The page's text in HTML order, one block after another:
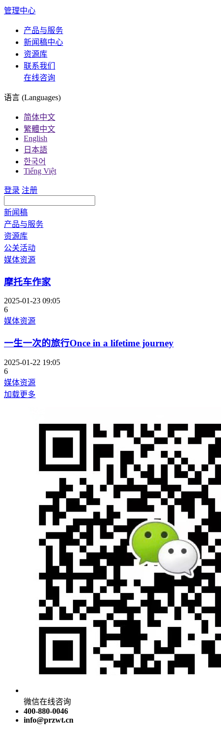
管理中心
产品与服务
新闻稿中心
资源库
联系我们
在线咨询
语言 (Languages)
简体中文
繁體中文
English
日本語
한국어
Tiếng Việt
登录 注册
新闻稿
产品与服务
资源库
公关活动
媒体资源
摩托车作家
2025-01-23 09:05
6
媒体资源
一生一次的旅行Once in a lifetime journey
2025-01-22 19:05
6
媒体资源
加载更多
微信在线咨询
400-880-0046
info@przwt.cn